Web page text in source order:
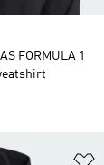
FORMULA 1